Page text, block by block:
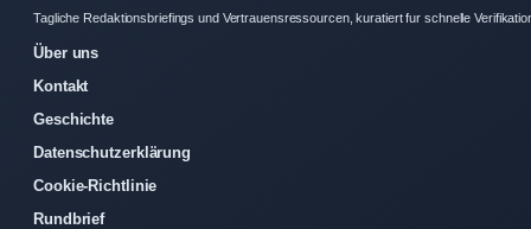
Tagliche Redaktionsbriefings und Vertrauensressourcen, kuratiert fur schnelle
Über uns
Kontakt
Geschichte
Datenschutzerklärung
Cookie-Richtlinie
Rundbrief